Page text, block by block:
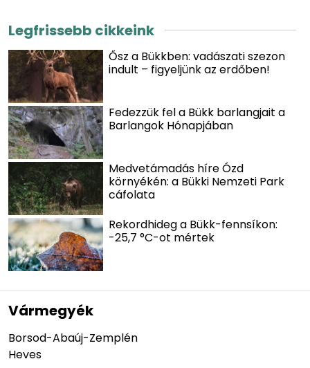
Legfrissebb cikkeink
Ősz a Bükkben: vadászati szezon
indult – figyeljünk az erdőben!
Fedezzük fel a Bükk barlangjait a
Barlangok Hónapjában
Medvetámadás híre Ózd
környékén: a Bükki Nemzeti Park
cáfolata
Rekordhideg a Bükk-fennsíkon:
-25,7 °C-ot mértek
Vármegyék
Borsod-Abaúj-Zemplén
Heves